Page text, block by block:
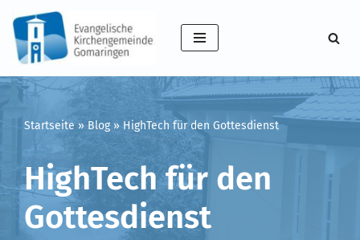
Zum
Inhalt
springen
Startseite»Blog » HighTech für den Gottesdienst
HighTech für den
Gottesdienst